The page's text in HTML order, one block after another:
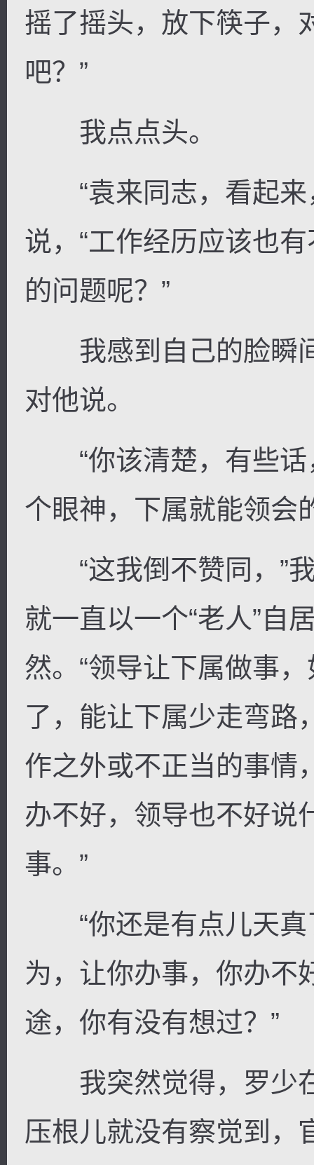
摇了摇头，放下筷子，
吧？”
我点点头。
“袁来同志，看起来
说，“工作经历应该也
的问题呢？”
我感到自己的脸瞬间
对他说。
“你该清楚，有些话
个眼神，下属就能领会
“这我倒不赞同，”我
就一直以一个“老人”自
然。“领导让下属做事
了，能让下属少走弯路
作之外或不正当的事情
办不好，领导也不好说
事。”
“你还是有点儿天真
为，让你办事，你办不
途，你有没有想过？”
我突然觉得，罗少
压根儿就没有察觉到，